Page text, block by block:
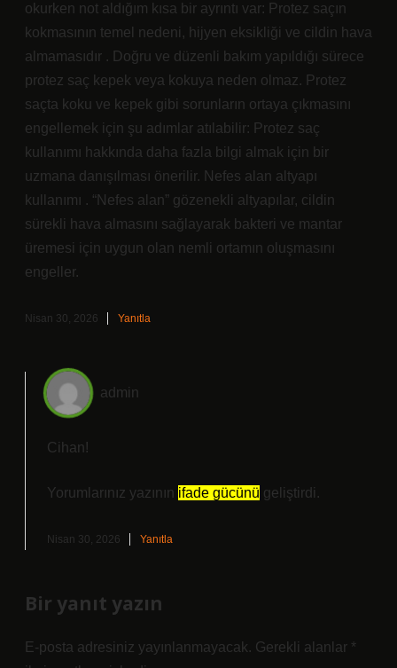
okurken not aldığım kısa bir ayrıntı var: Protez saçın
kokmasının temel nedeni, hijyen eksikliği ve cildin hava
almamasıdır . Doğru ve düzenli bakım yapıldığı sürece
protez saç kepek veya kokuya neden olmaz. Protez
saçta koku ve kepek gibi sorunların ortaya çıkmasını
engellemek için şu adımlar atılabilir: Protez saç
kullanımı hakkında daha fazla bilgi almak için bir
uzmana danışılması önerilir. Nefes alan altyapı
kullanımı . “Nefes alan” gözenekli altyapılar, cildin
sürekli hava almasını sağlayarak bakteri ve mantar
üremesi için uygun olan nemli ortamın oluşmasını
engeller.
Nisan 30, 2026 Yanıtla
admin
Cihan!
Yorumlarınız yazının ifade gücünü geliştirdi.
Nisan 30, 2026 Yanıtla
Bir yanıt yazın
E-posta adresiniz yayınlanmayacak. Gerekli alanlar *